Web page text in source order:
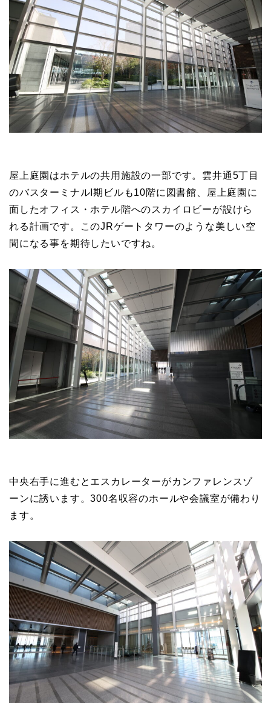
屋上庭園はホテルの共用施設の一部です。雲井通5丁目
のバスターミナルI期ビルも10階に図書館、屋上庭園に
面したオフィス・ホテル階へのスカイロビーが設けら
れる計画です。このJRゲートタワーのような美しい空
間になる事を期待したいですね。
中央右手に進むとエスカレーターがカンファレンスゾ
ーンに誘います。300名収容のホールや会議室が備わり
ます。